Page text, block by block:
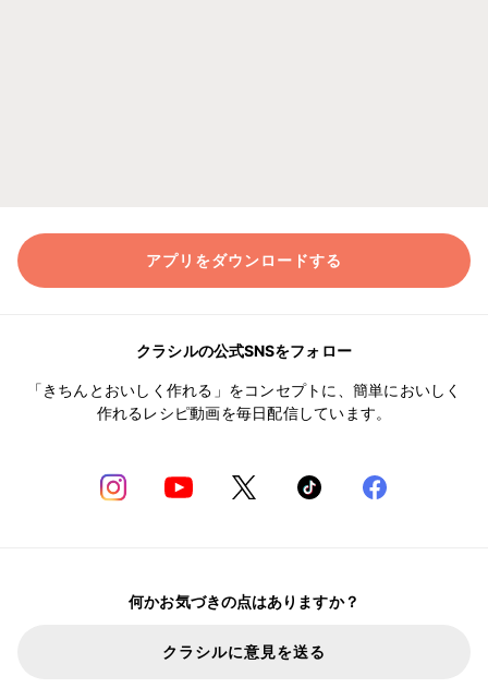
アプリをダウンロードする
クラシルの公式SNSをフォロー
「きちんとおいしく作れる」をコンセプトに、簡単においしく
作れるレシピ動画を毎日配信しています。
何かお気づきの点はありますか？
クラシルに意見を送る